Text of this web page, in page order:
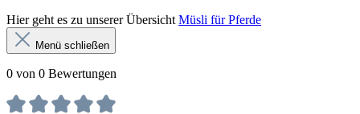
Hier geht es zu unserer Übersicht Müsli für Pferde
Menü schließen
0 von 0 Bewertungen